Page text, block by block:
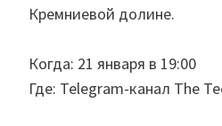
Кремниевой долине.
Когда: 21 января в 19:00
Где: Telegram-канал The